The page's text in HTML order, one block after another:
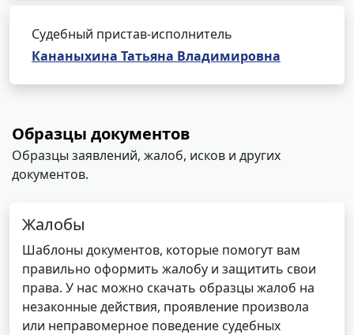
Судебный пристав-исполнитель
Кананыхина Татьяна Владимировна
Образцы документов
Образцы заявлений, жалоб, исков и других
документов.
Жалобы
Шаблоны документов, которые помогут вам
правильно оформить жалобу и защитить свои
права. У нас можно скачать образцы жалоб на
незаконные действия, проявление произвола
или неправомерное поведение судебных